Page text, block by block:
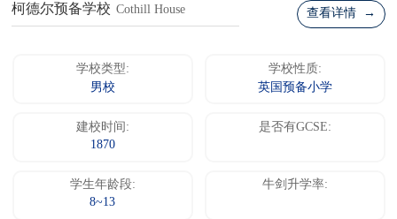
柯德尔预备学校 Cothill House 查看详情 →
学校类型:
男校
学校性质:
英国预备小学
建校时间:
1870
是否有GCSE:
学生年龄段:
8~13
牛剑升学率: